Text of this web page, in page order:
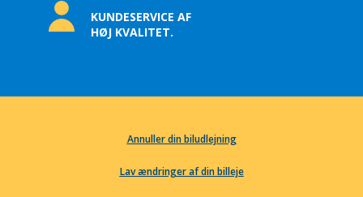
KUNDESERVICE AF
HØJ KVALITET.
Annuller din biludlejning
Lav ændringer af din billeje